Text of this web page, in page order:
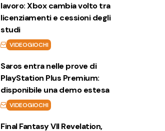
lavoro: Xbox cambia volto tra
licenziamenti e cessioni degli
studi
VIDEOGIOCHI
Saros entra nelle prove di
PlayStation Plus Premium:
disponibile una demo estesa
VIDEOGIOCHI
Final Fantasy VII Revelation,